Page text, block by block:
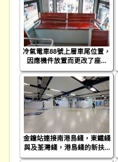
冷氣電車88號上層車尾位置，
因應機件放置而更改了座...
金鐘站連接南港島綫，東鐵綫
與及荃灣綫，港島綫的新扶...